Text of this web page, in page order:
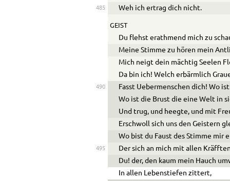
485 Weh ich ertrag dich nicht.
GEIST
Du flehst erathmend mich zu
Meine Stimme zu hören mein
Mich neigt dein mächtig Seelen
Da bin ich! Welch erbärmlich
490 Fasst Ue bermenschen dich! Wo
Wo ist die Brust die eine Welt in
Und trug, und heegte, und mit
Erschwoll sich uns den Geistern
Wo bist du Faust des Stimme mir
495
Der sich an mich mit allen
Du! der, den kaum mein Hauch
In allen Lebenstiefen zittert,